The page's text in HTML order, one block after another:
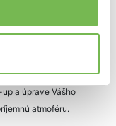
ICONIC SLIM dokážu
svetlom vytvoriť
a úprave Vášho
atmoféru.